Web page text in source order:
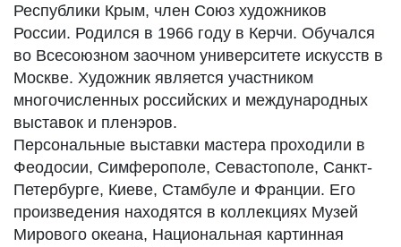
Республики Крым, член Союз художников
России. Родился в 1966 году в Керчи. Обучался
во Всесоюзном заочном университете искусств в
Москве. Художник является участником
многочисленных российских и международных
выставок и пленэров.
Персональные выставки мастера проходили в
Феодосии, Симферополе, Севастополе, Санкт-
Петербурге, Киеве, Стамбуле и Франции. Его
произведения находятся в коллекциях Музей
Мирового океана, Национальная картинная